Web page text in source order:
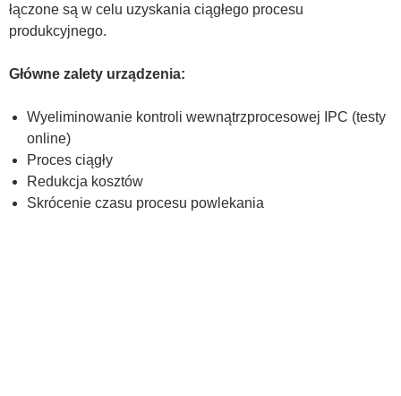
łączone są w celu uzyskania ciągłego procesu
produkcyjnego.
Główne zalety urządzenia:
Wyeliminowanie kontroli wewnątrzprocesowej IPC (testy
online)
Proces ciągły
Redukcja kosztów
Skrócenie czasu procesu powlekania